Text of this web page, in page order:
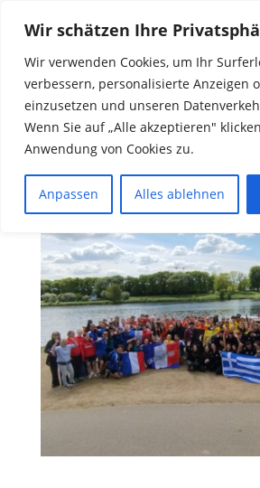
Wir schätzen Ihre
Wir verwenden Cookies, um Ihr
verbessern, personalisierte Anzeigen
einzusetzen und unseren
Wenn Sie auf „Alle akzeptieren"
Anwendung von Cookies zu.
Anpassen Alles ablehnen
Duathlon am
Werdersee ein
Erfolg